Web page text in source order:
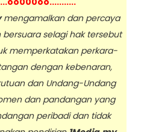
mengamalkan dan percaya
selagi hak tersebut
memperkatakan perkara-
dengan kebenaran,
dan Undang-Undang
dan pandangan yang
peribadi dan tidak